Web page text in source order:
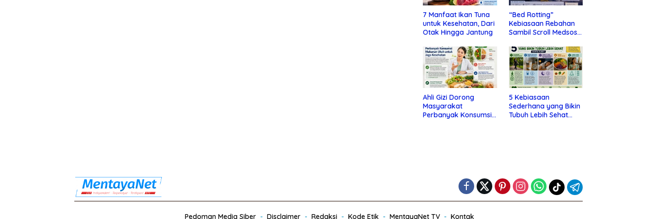
7 Manfaat Ikan Tuna
untuk Kesehatan, Dari
Otak Hingga Jantung
“Bed Rotting”
Kebiasaan Rebahan
Sambil Scroll Medsos
Depresi
Ahli Gizi Dorong
Masyarakat
Perbanyak Konsumsi
5 Kebiasaan
Sederhana yang Bikin
Tubuh Lebih Sehat
Pedoman Media Siber Disclaimer Redaksi Kode Etik MentayaNet TV Kontak